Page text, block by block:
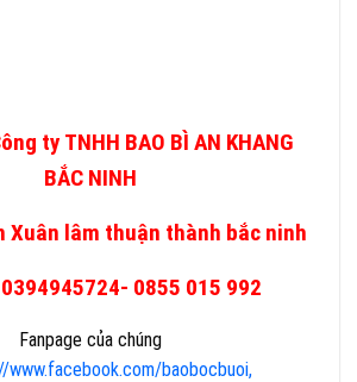
ty TNHH BAO BÌ AN KHANG
BẮC NINH
Xuân lâm thuận thành bắc ninh
0855 015 992
Fanpage của chúng
www.facebook.com/baobocbuoi,